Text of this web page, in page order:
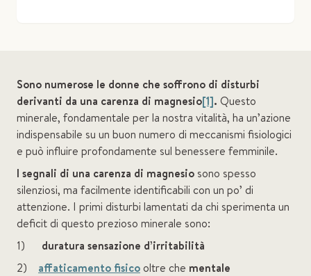
Sono numerose le donne che soffrono di disturbi
derivanti da una carenza di magnesio[1]. Questo
minerale, fondamentale per la nostra vitalità, ha un’azione
indispensabile su un buon numero di meccanismi fisiologici
e può influire profondamente sul benessere femminile.
I segnali di una carenza di magnesio sono spesso
silenziosi, ma facilmente identificabili con un po’ di
attenzione. I primi disturbi lamentati da chi sperimenta un
deficit di questo prezioso minerale sono:
1) duratura sensazione d’irritabilità
2) affaticamento fisicooltre che mentale